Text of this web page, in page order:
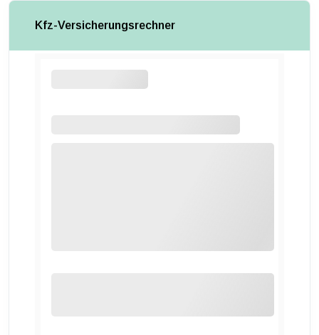
Kfz-Versicherungsrechner